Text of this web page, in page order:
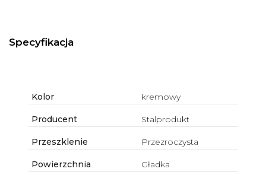
Specyfikacja
Kolor kremowy
Producent Stalprodukt
Przeszklenie Przezroczysta
Powierzchnia Gładka